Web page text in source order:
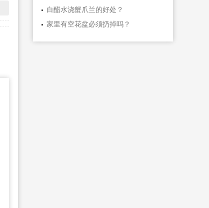
白醋水浇蟹爪兰的好处？
家里有空花盆必须扔掉吗？